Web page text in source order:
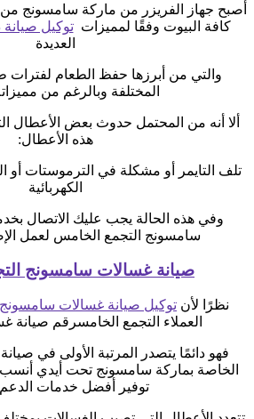
أصبح جهاز الفريزر من ماركة سامسونج من
كافة البيوت وفقًا لمميزاتتوكيل
العديدة
والتي من أبرزها حفظ الطعام لفترات
المختلفة وبالرغم من
ألا أنه من المحتمل حدوث بعض الأعطال
هذه الأعطال:
تلف التايمر أو مشكلة في الترموستات أو
الكهربائية
وفي هذه الحالة يجب عليك الاتصال
سامسونج التجمع الخامس لعمل
صيانة غسالات سامسونج
نظرًا لأن توكيل صيانة غسالات سامسونج
العملاء التجمع الخامسرقم
فهو دائمًا يتصدر المرتبة الأولى في
الخاصة بماركة سامسونج تحت أيدي
توفير أفضل خدمات الدعم